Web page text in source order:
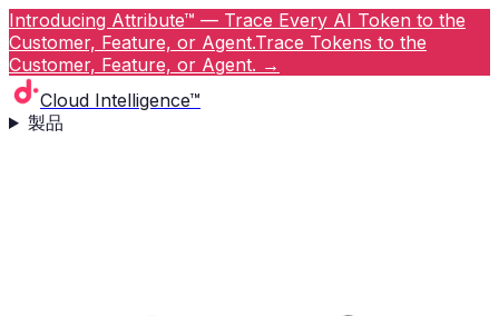
Introducing Attribute™ — Trace Every AI Token to the
Customer, Feature, or Agent.Trace Tokens to the
Customer, Feature, or Agent. →
Cloud Intelligence™
製品